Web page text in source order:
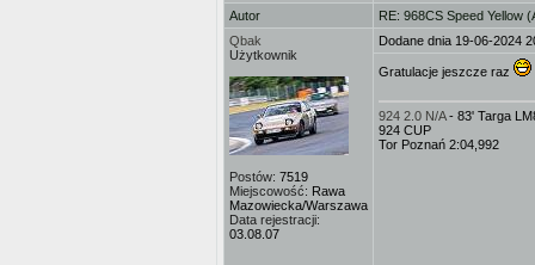
Autor
RE: 968CS Speed Yellow
Qbak
Użytkownik
Postów: 7519
Miejscowość: Rawa
Mazowiecka/Warszawa
Data rejestracji:
03.08.07
Dodane dnia 19-06-2024
Gratulacje jeszcze raz
924 2.0 N/A- 83' Targa
924 CUP
Tor Poznań 2:04,992